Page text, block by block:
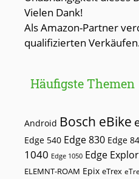
Vielen Dank!
Als Amazon-Partner
qualifizierten
Häufigste Themen
Android Bosch eBike
Edge 540 Edge 830 Edge
1040 Edge 1050 Edge
ELEMNT-ROAM Epix eTrex